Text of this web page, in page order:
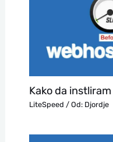
Kako da
LiteSpeed / Od: Djordje